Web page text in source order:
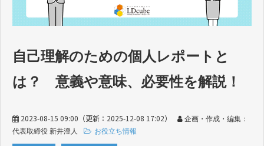
自己理解のための個人レポートと
は？ 意義や意味、必要性を解説！
2023-08-15 09:00 （更新： 2025-12-08 17:02）
企画・作成・編集：
代表取締役 新井澄人
お役立ち情報